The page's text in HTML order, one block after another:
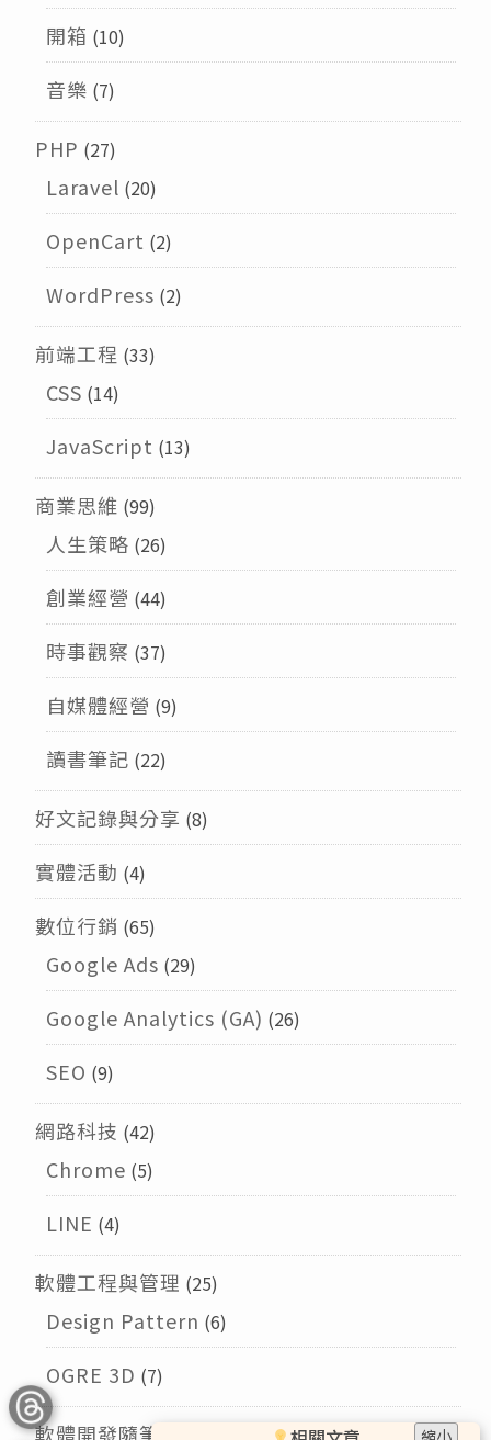
縮小
開箱 (10)
音樂 (7)
PHP (27)
Laravel (20)
OpenCart (2)
WordPress (2)
前端工程 (33)
CSS (14)
JavaScript (13)
商業思維 (99)
人生策略 (26)
創業經營 (44)
時事觀察 (37)
自媒體經營 (9)
讀書筆記 (22)
好文記錄與分享 (8)
實體活動 (4)
數位行銷 (65)
Google Ads (29)
Google Analytics (GA) (26)
SEO (9)
網路科技 (42)
Chrome (5)
LINE (4)
軟體工程與管理 (25)
Design Pattern (6)
OGRE 3D (7)
軟體開發隨筆